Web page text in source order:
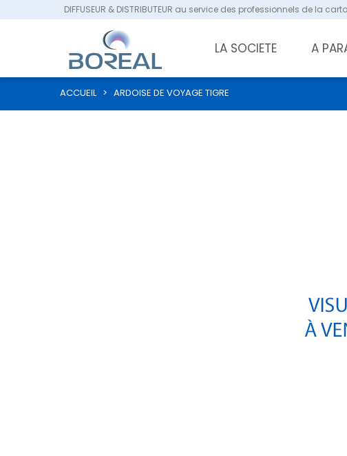
DIFFUSEUR & DISTRIBUTEUR au service des professionnels de la
LA SOCIETE A
ACCUEIL > ARDOISE DE VOYAGE TIGRE